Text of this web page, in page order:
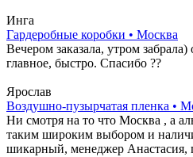
Инга
Гардеробные коробки • Москва
Вечером заказала, утром
главное, быстро. Спасибо ??
Ярослав
Воздушно-пузырчатая пленка •
Ни смотря на то что Москва , а
таким широким выбором и
шикарный, менеджер Анастасия,